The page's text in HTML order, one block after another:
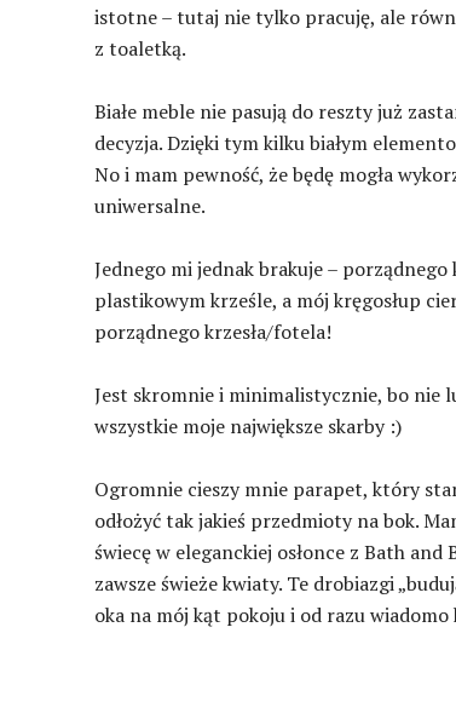
istotne – tutaj nie tylko pracuję, ale
z toaletką.
Białe meble nie pasują do reszty już
decyzja. Dzięki tym kilku białym
No i mam pewność, że będę mogła
uniwersalne.
Jednego mi jednak brakuje –
plastikowym krześle, a mój kręgosłup
porządnego krzesła/fotela!
Jest skromnie i minimalistycznie, bo nie
wszystkie moje największe skarby :)
Ogromnie cieszy mnie parapet, który
odłożyć tak jakieś przedmioty na bok.
świecę w eleganckiej osłonce z Bath
zawsze świeże kwiaty. Te drobiazgi
oka na mój kąt pokoju i od razu